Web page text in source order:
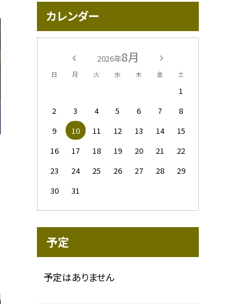
カレンダー
2026年8月
日 月 火 水 木 金 土
1
2
3 4 5 6 7
8
9
10 11 12 13 14
15
16
17 18 19 20 21
22
23
24 25 26 27 28
29
30
31
予定
予定はありません